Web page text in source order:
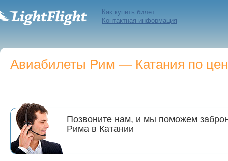
Как купить билет
Контактная информация
Авиабилеты Рим — Катания по
Позвоните нам, и мы поможем
Рима в Катании